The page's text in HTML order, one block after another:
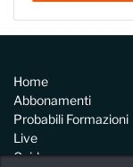
Home
Abbonamenti
Probabili Formazioni
Live
Guide